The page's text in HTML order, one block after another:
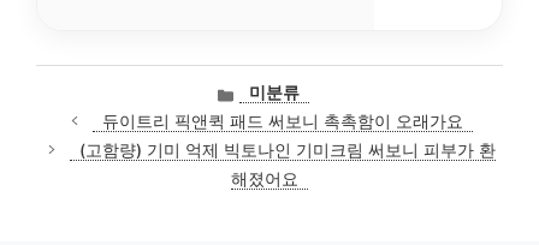
카
테
고
리
미분류
듀이트리 픽앤퀵 패드 써보니 촉촉함이 오래가요
(고함량) 기미 억제 빅토나인 기미크림 써보니 피부가 환
해졌어요